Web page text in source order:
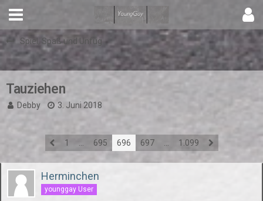
Spiel, Spaß und Unfug
Tauziehen
Debby 3. Juni 2018
1 695 696 697 1.099
Herminchen
younggay User